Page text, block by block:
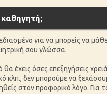
για να μπορείς να
σου γλώσσα.
έχεις όσες επεξηγήσεις
κλπ., δεν μπορούμε να
στον προφορικό λόγο. Για